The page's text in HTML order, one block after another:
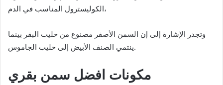
الكوليسترول المناسب في الدم،
وتجدر الإشارة إلى إن السمن الأصفر مصنوع من حليب البقر بينما
ينتمي الصنف الأبيض إلى حليب الجاموس.
مكونات افضل سمن بقري